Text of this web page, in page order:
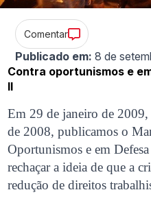
Comentar
Publicado em: 8 de
Contra oportunismos e
II
Em 29 de janeiro de
de 2008, publicamos o
Oportunismos e em
rechaçar a ideia de que a
redução de direitos